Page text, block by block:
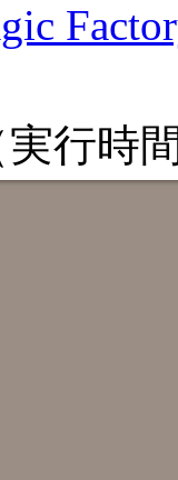
実行時